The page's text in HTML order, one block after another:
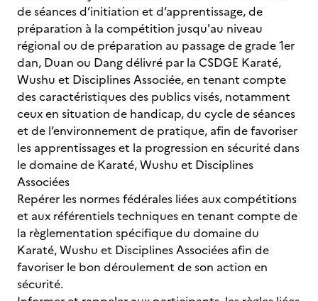
de séances d’initiation et d’apprentissage, de
préparation à la compétition jusqu'au niveau
régional ou de préparation au passage de grade 1er
dan, Duan ou Dang délivré par la CSDGE Karaté,
Wushu et Disciplines Associée, en tenant compte
des caractéristiques des publics visés, notamment
ceux en situation de handicap, du cycle de séances
et de l’environnement de pratique, afin de favoriser
les apprentissages et la progression en sécurité dans
le domaine de Karaté, Wushu et Disciplines
Associées
Repérer les normes fédérales liées aux compétitions
et aux référentiels techniques en tenant compte de
la règlementation spécifique du domaine du
Karaté, Wushu et Disciplines Associées afin de
favoriser le bon déroulement de son action en
sécurité.